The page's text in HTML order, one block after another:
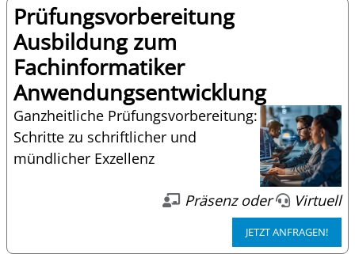
Prüfungsvorbereitung
Ausbildung zum
Fachinformatiker
Anwendungsentwicklung
Ganzheitliche Prüfungsvorbereitung:
Schritte zu schriftlicher und
mündlicher Exzellenz
Präsenz oder Virtuell
JETZT ANFRAGEN!